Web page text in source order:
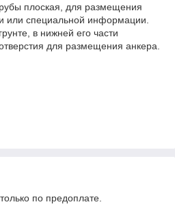
плоская, для размещения
или специальной информации.
в нижней его части
для размещения анкера.
по предоплате.